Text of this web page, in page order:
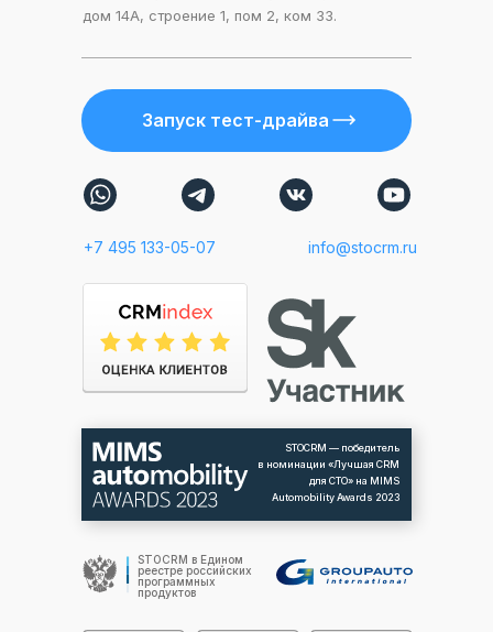
дом 14А, строение 1, пом 2, ком 33.
+7 495 133-05-07 info@stocrm.ru
Запуск тест-драйва
STOCRM — победитель
в номинации «Лучшая CRM
для СТО» на MIMS
Automobility Awards 2023
STOCRM в Едином
реестре российских
программных
продуктов